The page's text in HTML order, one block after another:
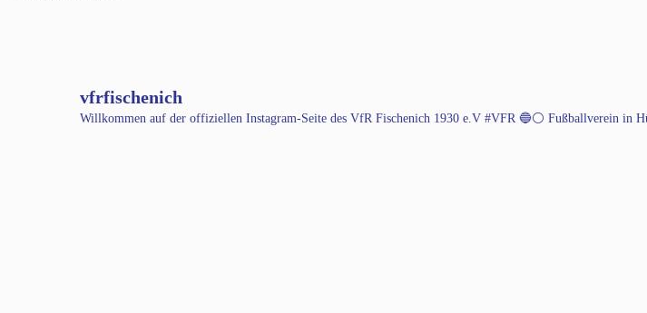
vfrfischenich
Willkommen auf der offiziellen Instagram-Seite des VfR Fischenich 1930 e.V #VFR 🔵⚪️ Fußballverein in